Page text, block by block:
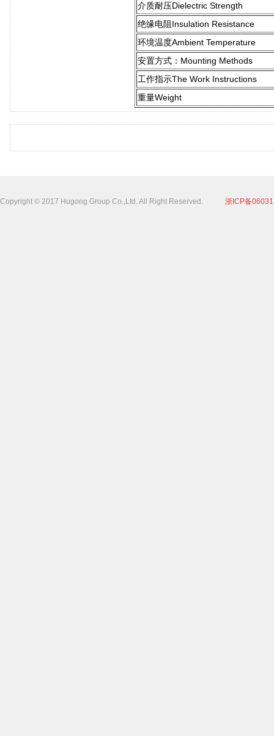
介质耐压Dielectric Strength
绝缘电阻Insulation Resistance
环境温度Ambient Temperature
安置方式：Mounting Methods
工作指示The Work Instructions
重量Weight
Copyright © 2017 Hugong Group Co.,Ltd. All Right Reserved. 浙ICP备